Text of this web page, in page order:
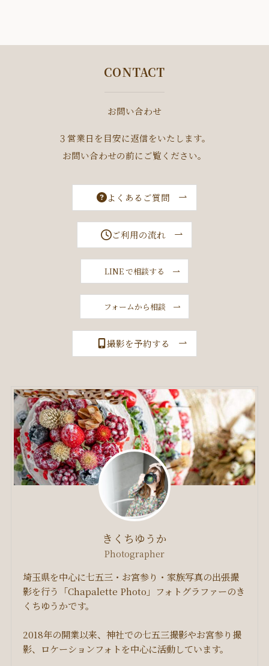
CONTACT
お問い合わせ
３営業日を目安に返信をいたします。
お問い合わせの前にご覧ください。
よくあるご質問
ご利用の流れ
LINE で相談する
フォームから相談
撮影を予約する
きくちゆうか
Photographer
埼玉県を中心に七五三・お宮参り・家族写真の出張撮
影を行う「Chapalette Photo」フォトグラファーのき
くちゆうかです。
2018年の開業以来、神社での七五三撮影やお宮参り撮
影、ロケーションフォトを中心に活動しています。